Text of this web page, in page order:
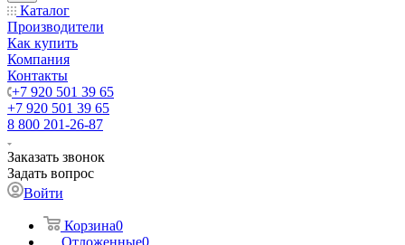
Каталог
Производители
Как купить
Компания
Контакты
+7 920 501 39 65
+7 920 501 39 65
8 800 201-26-87
Заказать звонок
Задать вопрос
Войти
Корзина0
Отложенные0